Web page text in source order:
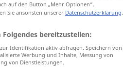
auf den Button „Mehr Optionen“.
Sie ansonsten unserer Datenschutzerklärung.
bereitzustellen:
Identifikation aktiv abfragen. Speichern von
Werbung und Inhalte, Messung von
von Dienstleistungen.